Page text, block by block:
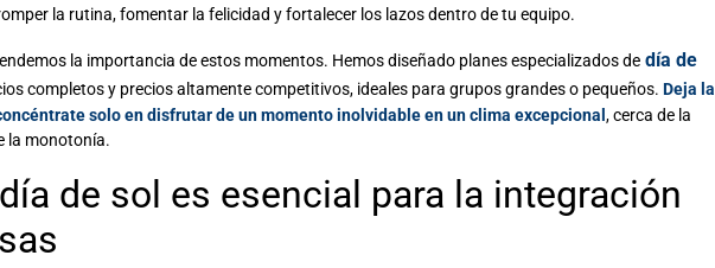
la rutina, fomentar la felicidad y fortalecer los lazos dentro de tu equipo.
la importancia de estos momentos. Hemos diseñado planes especializados de día de
completos y precios altamente competitivos, ideales para grupos grandes o pequeños. Deja la
solo en disfrutar de un momento inolvidable en un clima excepcional , cerca de la
la monotonía.
de sol es esencial para la integración